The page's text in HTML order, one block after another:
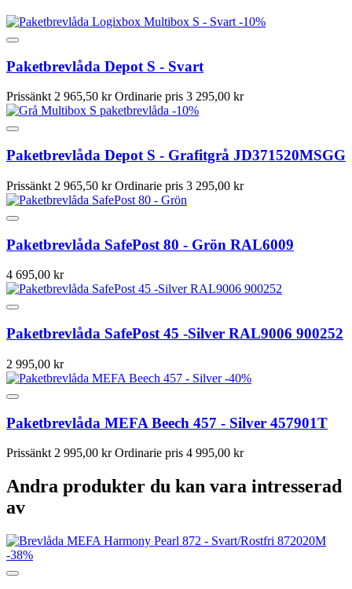
-10%
Paketbrevlåda Depot S - Svart
Prissänkt 2 965,50 kr Ordinarie pris 3 295,00 kr
-10%
Paketbrevlåda Depot S - Grafitgrå JD371520MSGG
Prissänkt 2 965,50 kr Ordinarie pris 3 295,00 kr
Paketbrevlåda SafePost 80 - Grön RAL6009
4 695,00 kr
Paketbrevlåda SafePost 45 -Silver RAL9006 900252
2 995,00 kr
-40%
Paketbrevlåda MEFA Beech 457 - Silver 457901T
Prissänkt 2 995,00 kr Ordinarie pris 4 995,00 kr
Andra produkter du kan vara intresserad
av
-38%